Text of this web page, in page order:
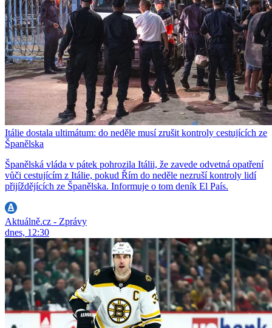
Itálie dostala ultimátum: do neděle musí zrušit kontroly cestujících ze
Španělska
Španělská vláda v pátek pohrozila Itálii, že zavede odvetná opatření
vůči cestujícím z Itálie, pokud Řím do neděle nezruší kontroly lidí
přijíždějících ze Španělska. Informuje o tom deník El País.
Aktuálně.cz - Zprávy
dnes, 12:30